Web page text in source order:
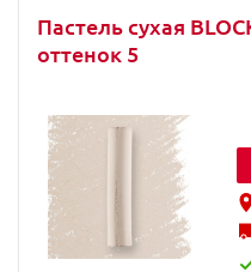
Пастель сухая
оттенок 5